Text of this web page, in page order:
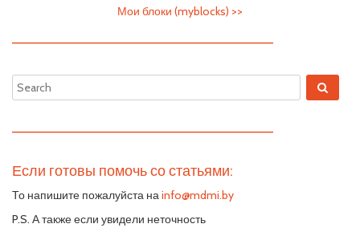
Мои блоки (myblocks) >>
—————————————————————————
—————————————————————————
Если готовы помочь со статьями:
То напишите пожалуйста наinfo@mdmi.by
P.S. А также если увидели неточность